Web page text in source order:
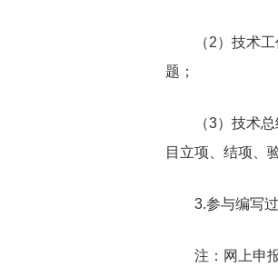
（2）技术工作
题；
（3）技术总结
目立项、结项、
3.参与编写过
注：网上申报